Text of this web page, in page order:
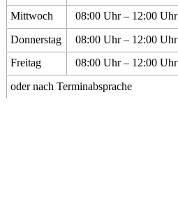
Mittwoch
08:00 Uhr – 12:00 Uhr
Donnerstag
08:00 Uhr – 12:00 Uhr
Freitag
08:00 Uhr – 12:00 Uhr
oder nach Terminabsprache